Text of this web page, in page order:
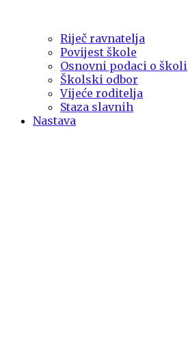
Riječ ravnatelja
Povijest škole
Osnovni podaci o školi
Školski odbor
Vijeće roditelja
Staza slavnih
Nastava